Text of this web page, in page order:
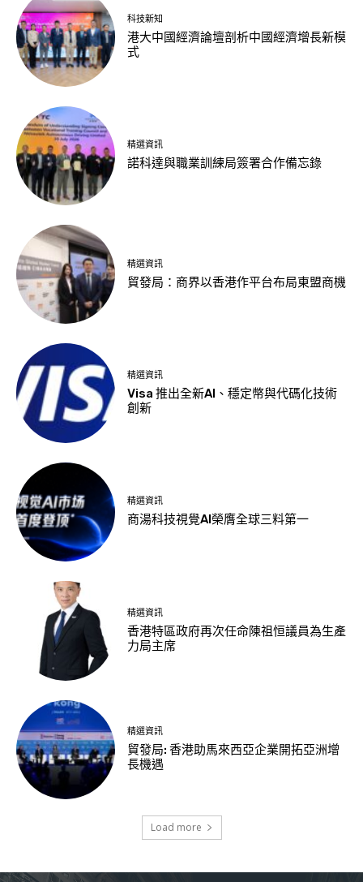
科技新知
港大中國經濟論壇剖析中國經濟增長新模
式
精選資訊
諾科達與職業訓練局簽署合作備忘錄
精選資訊
貿發局：商界以香港作平台布局東盟商機
精選資訊
Visa 推出全新AI、穩定幣與代碼化技術
創新
精選資訊
商湯科技視覺AI榮膺全球三料第一
精選資訊
香港特區政府再次任命陳祖恒議員為生產
力局主席
精選資訊
貿發局: 香港助馬來西亞企業開拓亞洲增
長機遇
Load more